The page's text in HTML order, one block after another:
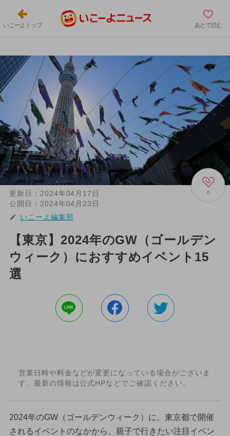
いこーよトップ あとで読む
0
更新日： 2024年04月17日
公開日： 2024年04月23日
いこーよ編集部
【東京】2024年のGW（ゴールデン
ウィーク）におすすめイベント15
選
営業日時や料金などが変更になっている場合がございま
す。最新の情報は公式HPなどでご確認ください。
2024年のGW（ゴールデンウィーク）に、東京都で開催
されるイベントのなかから、親子で行きたい注目イベン